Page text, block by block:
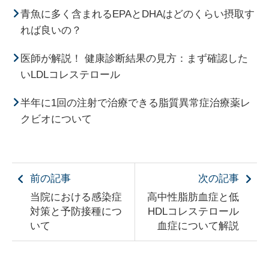
青魚に多く含まれるEPAとDHAはどのくらい摂取す
れば良いの？
医師が解説！ 健康診断結果の見方：まず確認した
いLDLコレステロール
半年に1回の注射で治療できる脂質異常症治療薬レ
クビオについて
前の記事
当院における感染症
対策と予防接種につ
いて
次の記事
高中性脂肪血症と低
HDLコレステロール
血症について解説